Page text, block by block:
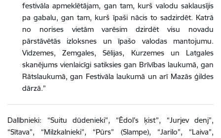
festivāla apmeklētājam, gan tam, kurš valodu saklausījis
pa gabalu, gan tam, kurš īpaši nācis to sadzirdēt. Katrā
no norises vietām varēsim dzirdēt visu novadu
pārstāvētās izloksnes un īpašo valodas mantojumu.
Vidzemes, Zemgales, Sēlijas, Kurzemes un Latgales
skanējums vienlaicīgi satiksies gan Brīvības laukumā, gan
Rātslaukumā, gan Festivāla laukumā un arī Mazās ģildes
dārzā.”
Dalībnieki: “Suitu dūdenieki”, “Ēdol's ķist”, “Jurjev denj”,
“Sītava”, “Milzkalnieki”, “Pūrs” (Slampe), “Jarilo”, “Laiva”,